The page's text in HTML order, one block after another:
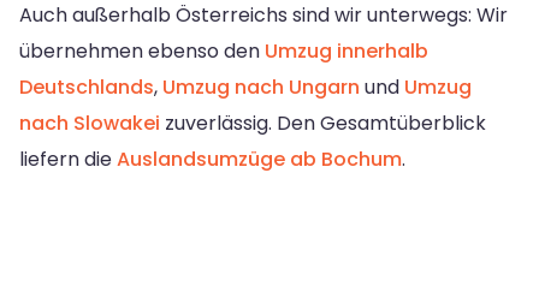
Auch außerhalb Österreichs sind wir unterwegs: Wir
übernehmen ebenso den Umzug innerhalb
Deutschlands, Umzug nach Ungarn und Umzug
nach Slowakei zuverlässig. Den Gesamtüberblick
liefern dieAuslandsumzüge ab Bochum.